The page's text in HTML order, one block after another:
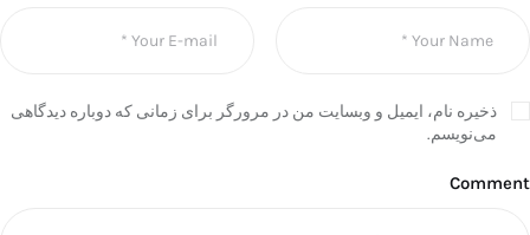
ذخیره نام، ایمیل و وبسایت من در مرورگر برای زمانی که دوباره دیدگاهی
می‌نویسم.
Comment